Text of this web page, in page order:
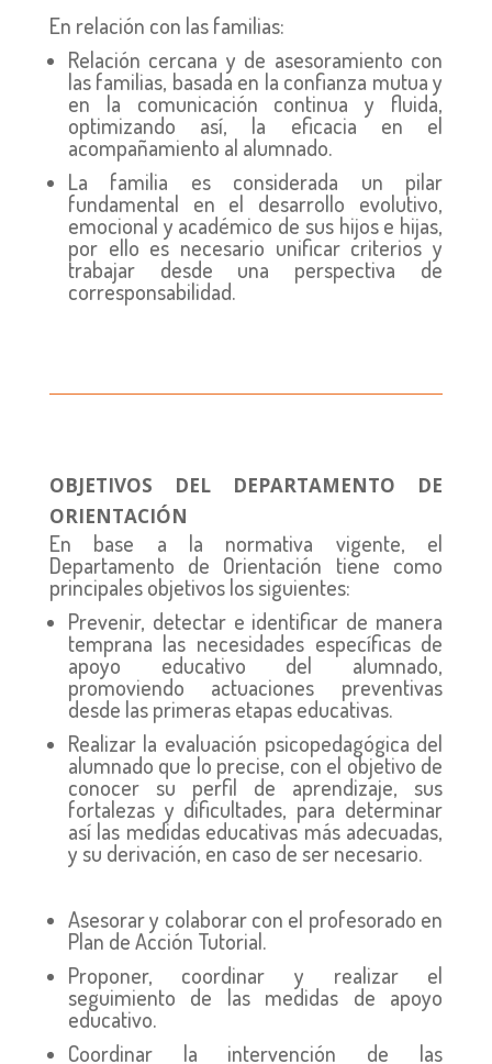
En relación con las familias:
Relación cercana y de asesoramiento con
las familias, basada en la confianza mutua y
en la comunicación continua y fluida,
optimizando así, la eficacia en el
acompañamiento al alumnado.
La familia es considerada un pilar
fundamental en el desarrollo evolutivo,
emocional y académico de sus hijos e hijas,
por ello es necesario unificar criterios y
trabajar desde una perspectiva de
corresponsabilidad.
OBJETIVOS DEL DEPARTAMENTO DE
ORIENTACIÓN
En base a la normativa vigente, el
Departamento de Orientación tiene como
principales objetivos los siguientes:
Prevenir, detectar e identificar de manera
temprana las necesidades específicas de
apoyo educativo del alumnado,
promoviendo actuaciones preventivas
desde las primeras etapas educativas.
Realizar la evaluación psicopedagógica del
alumnado que lo precise, con el objetivo de
conocer su perfil de aprendizaje, sus
fortalezas y dificultades, para determinar
así las medidas educativas más adecuadas,
y su derivación, en caso de ser necesario.
Asesorar y colaborar con el profesorado en
Plan de Acción Tutorial.
Proponer, coordinar y realizar el
seguimiento de las medidas de apoyo
educativo.
Coordinar la intervención de las